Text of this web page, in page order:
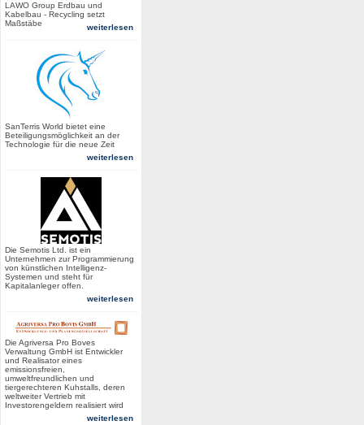
LAWO Group Erdbau und
Kabelbau - Recycling setzt
Maßstäbe
weiterlesen
SanTerris World bietet eine
Beteiligungsmöglichkeit an der
Technologie für die neue Zeit
weiterlesen
Die Semotis Ltd. ist ein
Unternehmen zur Programmierung
von künstlichen Intelligenz-
Systemen und steht für
Kapitalanleger offen.
weiterlesen
Die Agriversa Pro Boves
Verwaltung GmbH ist Entwickler
und Realisator eines
emissionsfreien,
umweltfreundlichen und
tiergerechteren Kuhstalls, deren
weltweiter Vertrieb mit
Investorengeldern realisiert wird
weiterlesen